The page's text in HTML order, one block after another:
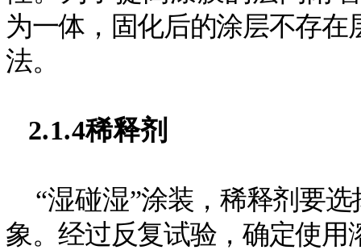
为一体，固化后的涂层不存
法。
2.1.4稀释剂
“湿碰湿”涂装，稀释剂要
象。经过反复试验，确定使